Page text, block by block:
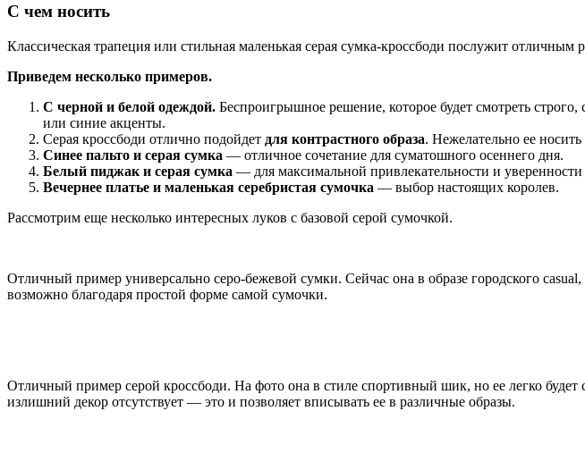
С чем носить
Классическая трапеция или стильная маленькая серая сумка-кроссбоди послужит отличным
Приведем несколько примеров.
С черной и белой одеждой. Беспроигрышное решение, которое будет смотреть
или синие акценты.
Серая кроссбоди отлично подойдет для контрастного образа. Нежелательно ее
Синее пальто и серая сумка — отличное сочетание для суматошного осеннего дня.
Белый пиджак и серая сумка — для максимальной привлекательности и уверенности
Вечернее платье и маленькая серебристая сумочка — выбор настоящих королев.
Рассмотрим еще несколько интересных луков с базовой серой сумочкой.
Отличный пример универсально серо-бежевой сумки. Сейчас она в образе городского
возможно благодаря простой форме самой сумочки.
Отличный пример серой кроссбоди. На фото она в стиле спортивный шик, но ее легко
излишний декор отсутствует — это и позволяет вписывать ее в различные образы.